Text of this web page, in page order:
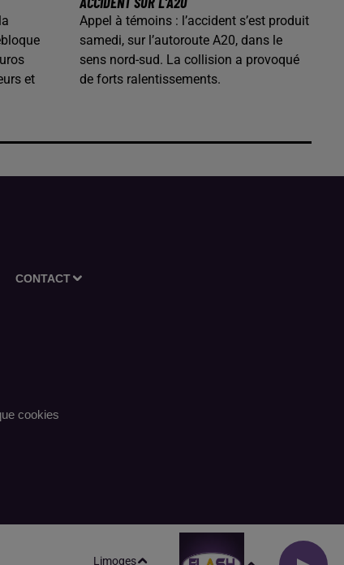
et
Appel à témoins : l’accident s’est produit
samedi, sur l’autoroute A20, dans le
sens nord-sud. La collision a provoqué
de forts ralentissements.
CONTACT
Limoges
cookies